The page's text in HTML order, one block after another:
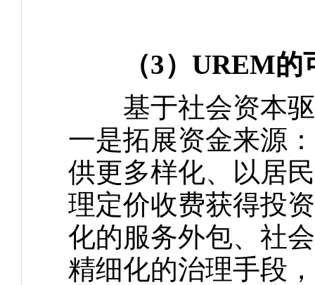
（3）UREM
基于社会资本驱
一是拓展资金来源
供更多样化、以居
理定价收费获得投
化的服务外包、社
精细化的治理手段